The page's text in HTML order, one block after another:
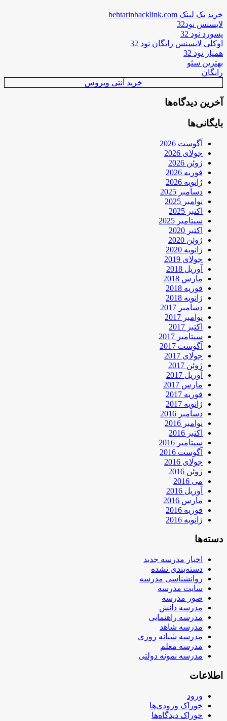
خرید بک لینک behtarinbacklink.com
لایسنس نود32
پسورد نود 32
اوکلی لایسنس رایگان نود 32
همیار نود 32
بهترین سئو
رایگان
خرید آنتی ویروس
آخرین دیدگاه‌ها
بایگانی‌ها
آگوست 2026
جولای 2026
ژوئن 2026
فوریه 2026
ژانویه 2026
دسامبر 2025
نوامبر 2025
اکتبر 2025
سپتامبر 2025
اکتبر 2020
ژوئن 2020
ژانویه 2020
جولای 2019
آوریل 2018
مارس 2018
فوریه 2018
ژانویه 2018
دسامبر 2017
نوامبر 2017
اکتبر 2017
سپتامبر 2017
آگوست 2017
جولای 2017
ژوئن 2017
آوریل 2017
مارس 2017
فوریه 2017
ژانویه 2017
دسامبر 2016
نوامبر 2016
اکتبر 2016
سپتامبر 2016
آگوست 2016
جولای 2016
ژوئن 2016
می 2016
آوریل 2016
مارس 2016
فوریه 2016
ژانویه 2016
دسته‌ها
اخبار مدرسه جدید
دسته‌بندی نشده
روانشناسی مدرسه
سایت مدرسه
صور مدرسه
مدرسه دانش
مدرسه راهنمایی
مدرسه شاهد
مدرسه شبانه روزی
مدرسه معلم
مدرسه نمونه دولتی
اطلاعات
ورود
خوراک ورودی‌ها
خوراک دیدگاه‌ها